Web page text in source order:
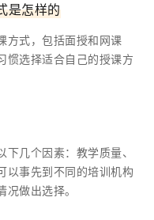
是怎样的
方式，包括面授和网课
惯选择适合自己的授课方
几个因素：教学质量、
以事先到不同的培训机构
做出选择。